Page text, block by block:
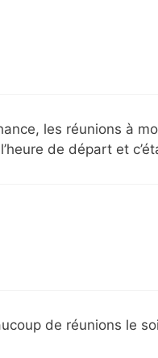
les réunions à
de départ et
de réunions le